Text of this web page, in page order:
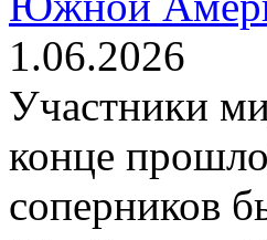
1.06.2026
Участники
конце
соперников